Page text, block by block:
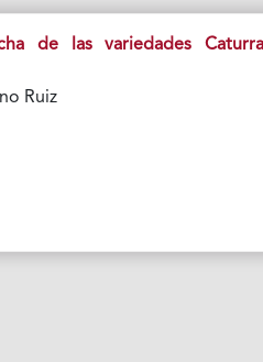
de las variedades
Ruiz